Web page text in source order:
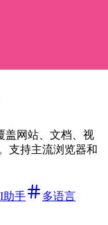
盖网站、文档、视
支持主流浏览器和
助手 多语言